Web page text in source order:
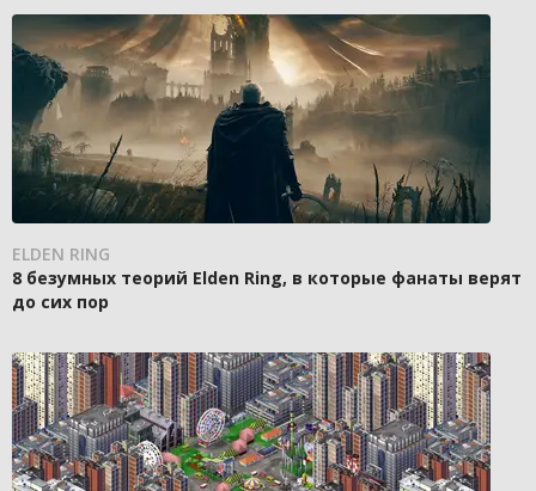
ELDEN RING
8 безумных теорий Elden Ring, в которые фанаты верят
до сих пор